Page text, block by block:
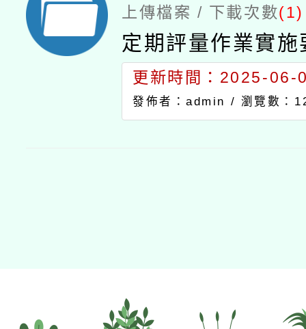
上傳檔案 / 下載次數(1)
定期評量作業實施
更新時間：2025-06-
發佈者：admin / 瀏覽數：